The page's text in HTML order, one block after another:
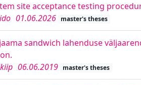
site acceptance testing
01.06.2026 master's theses
sandwich lahenduse
06.06.2019 master's theses